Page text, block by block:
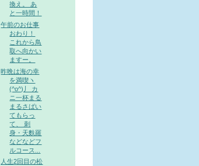
換え。 あ
と一時間！
午前のお仕事
おわり！
これから鳥
取へ向かい
ますー。
昨晩は海の幸
を満喫ヽ
(^o^)丿 カ
ニ一杯まる
まるさばい
てもらっ
て、 刺
身・天麩羅
などなどフ
ルコース...
人生2回目の松